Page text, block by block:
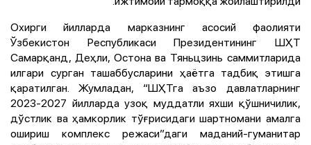
Охирги йилларда марказнинг асосий фаолияти
Ўзбекистон Республикаси Президентининг ШҲТ
Самарқанд, Деҳли, Остона ва Тяньцзинь саммитларида
илгари сурган ташаббусларини ҳаётга тадбиқ этишга
қаратилган. Жумладан, “ШҲТга аъзо давлатларнинг
2023-2027 йилларда узоқ муддатли яхши қўшничилик,
дўстлик ва ҳамкорлик тўғрисидаги шартномани амалга
ошириш комплекс режаси”даги маданий-гуманитар